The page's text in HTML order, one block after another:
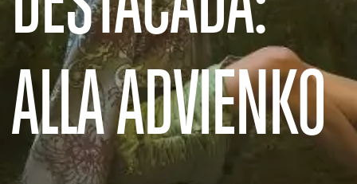
ALLA ADVIENKO